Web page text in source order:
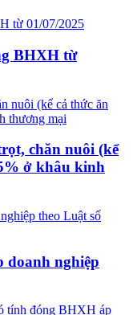
BHXH từ
chăn nuôi (kể
ở khâu kinh
doanh nghiệp